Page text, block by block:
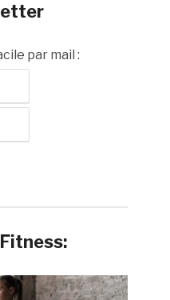
par mail :